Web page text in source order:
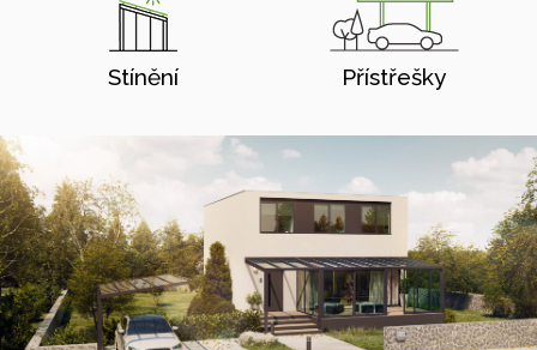
Stínění Přístřešky